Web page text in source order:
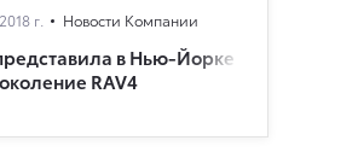
г. Новости Компании
в Нью-Йорке
RAV4